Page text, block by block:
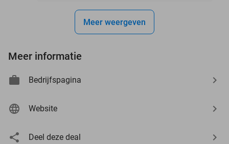
Meer weergeven
Meer informatie
Bedrijfspagina
Website
Deel deze deal